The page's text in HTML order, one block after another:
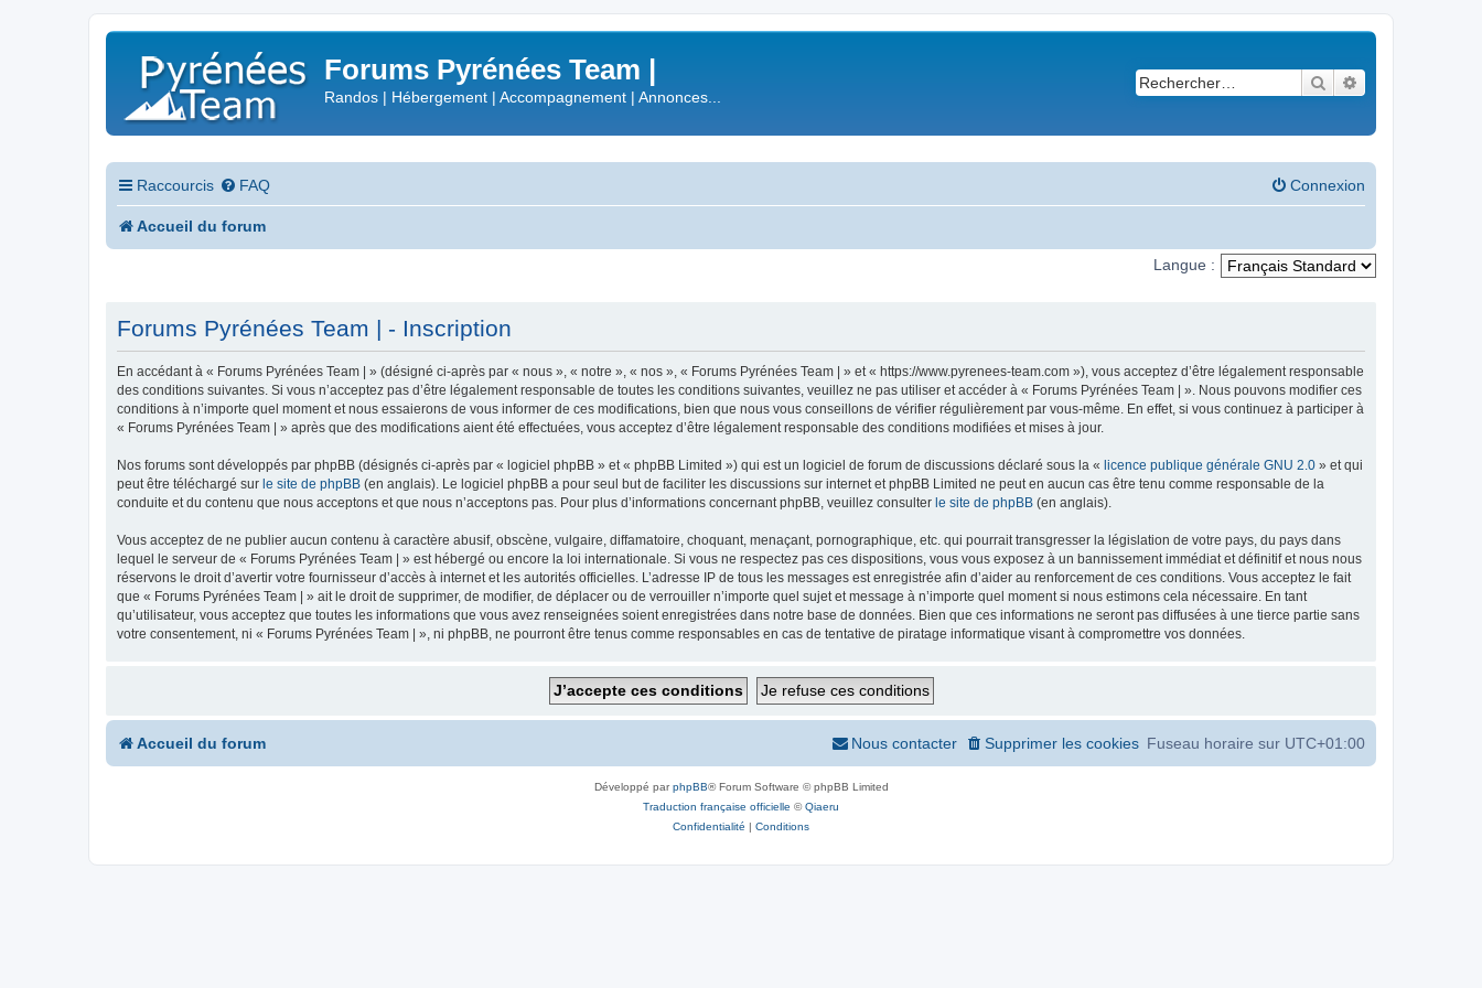
Forums Pyrénées Team |
Randos | Hébergement | Accompagnement | Annonces...
Rechercher
Raccourcis FAQ Connexion
Accueil du forum
Langue :
Forums Pyrénées Team | - Inscription
En accédant à « Forums Pyrénées Team | » (désigné ci-après par « nous », « notre », « nos », « Forums Pyrénées Team | » et « https://www.pyrenees-team.com »), vous acceptez d’être légalement responsable
des conditions suivantes. Si vous n’acceptez pas d’être légalement responsable de toutes les conditions suivantes, veuillez ne pas utiliser et accéder à « Forums Pyrénées Team | ». Nous pouvons modifier ces
conditions à n’importe quel moment et nous essaierons de vous informer de ces modifications, bien que nous vous conseillons de vérifier régulièrement par vous-même. En effet, si vous continuez à participer à
« Forums Pyrénées Team | » après que des modifications aient été effectuées, vous acceptez d’être légalement responsable des conditions modifiées et mises à jour.
Nos forums sont développés par phpBB (désignés ci-après par « logiciel phpBB » et « phpBB Limited ») qui est un logiciel de forum de discussions déclaré sous la « licence publique générale GNU 2.0 » et qui
peut être téléchargé sur le site de phpBB (en anglais). Le logiciel phpBB a pour seul but de faciliter les discussions sur internet et phpBB Limited ne peut en aucun cas être tenu comme responsable de la
conduite et du contenu que nous acceptons et que nous n’acceptons pas. Pour plus d’informations concernant phpBB, veuillez consulter le site de phpBB (en anglais).
Vous acceptez de ne publier aucun contenu à caractère abusif, obscène, vulgaire, diffamatoire, choquant, menaçant, pornographique, etc. qui pourrait transgresser la législation de votre pays, du pays dans
lequel le serveur de « Forums Pyrénées Team | » est hébergé ou encore la loi internationale. Si vous ne respectez pas ces dispositions, vous vous exposez à un bannissement immédiat et définitif et nous nous
réservons le droit d’avertir votre fournisseur d’accès à internet et les autorités officielles. L’adresse IP de tous les messages est enregistrée afin d’aider au renforcement de ces conditions. Vous acceptez le fait
que « Forums Pyrénées Team | » ait le droit de supprimer, de modifier, de déplacer ou de verrouiller n’importe quel sujet et message à n’importe quel moment si nous estimons cela nécessaire. En tant
qu’utilisateur, vous acceptez que toutes les informations que vous avez renseignées soient enregistrées dans notre base de données. Bien que ces informations ne seront pas diffusées à une tierce partie sans
votre consentement, ni « Forums Pyrénées Team | », ni phpBB, ne pourront être tenus comme responsables en cas de tentative de piratage informatique visant à compromettre vos données.
Accueil du forum Fuseau horaire sur UTC+01:00
Supprimer les cookies
Nous contacter
Développé parphpBB® Forum Software © phpBB Limited
Traduction française officielle ©Qiaeru
Confidentialité | Conditions